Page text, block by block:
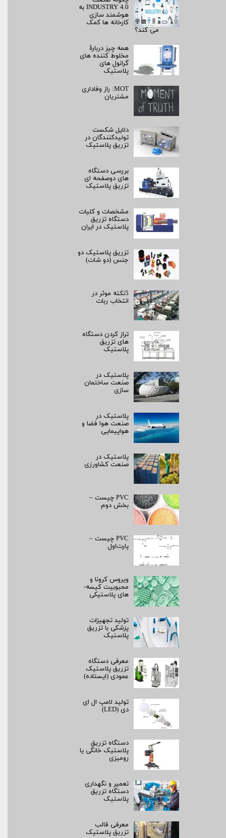
INDUSTRY 4.0 به
هوشمند سازی
کارخانه ها کمک
می کند؟
همه چیز دربارۀ
مخلوط کننده های
گرانول های
پلاستیک
MOT: راز وفاداری
مشتریان
دلایل شکست
تولیدکنندگان در
تزریق پلاستیک
بررسی دستگاه
های دوصفحه ای
تزریق پلاستیک
مشخصات و کلیات
دستگاه تزریق
پلاستیک در ایران
تزریق پلاستیک دو
جنس (دو شات)
5نکته موثر در
انتخاب ربات
تراز کردن دستگاه
های تزریق
پلاستیک
پلاستیک در
صنعت ساختمان
سازی
پلاستیک در
صنعت هوا فضا و
هواپیمایی
پلاستیک در
صنعت کشاورزی
PVC چیست –
بخش دوم
PVC چیست –
پارت‌اول
ویروس کرونا و
محبوبیت کیسه­
های پلاستیکی
تولید تجهیزات
پزشکی با تزریق
پلاستیک
معرفی دستگاه
تزریق پلاستیک
عمودی (ایستاده)
تولید لامپ ال ای
دی (LED)
دستگاه تزریق
پلاستیک خانگی یا
رومیزی
تعمیر و نگهداری
دستگاه تزریق
پلاستیک
معرفی قالب
تزریق پلاستیک